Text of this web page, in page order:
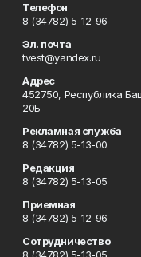
Телефон
8 (34782) 5-12-96
Эл. почта
tvest@yandex.ru
Адрес
452750, Республика
20Б
Рекламная служба
8 (34782) 5-13-00
Редакция
8 (34782) 5-13-05
Приемная
8 (34782) 5-12-96
Сотрудничество